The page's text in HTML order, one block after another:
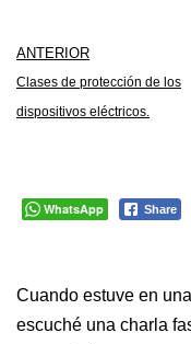
ANTERIOR
Clases de protección de los
dispositivos eléctricos.
WhatsApp Share
Cuando estuve en
escuché una charla